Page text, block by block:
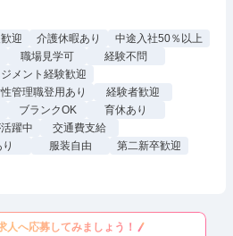
迎 介護休暇あり
中途入社50％以上
職場見学可
経験不問
メント経験歓迎
管理職登用あり
経験者歓迎
ブランクOK
育休あり
躍中
交通費支給
服装自由
第二新卒歓迎
人へ応募してみましょう！